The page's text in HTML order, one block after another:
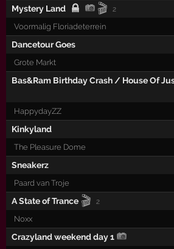
Mystery Land 🎬 2
Voormalig Floriadeterrein
Dancetour Goes
Grote Markt
Bas&Ram Birthday Crash / House Of
HappydayZZ
Kinkyland
The Pleasure Dome
Sneakerz
Paard van Troje
A State of Trance 🎬 2
Noxx
Crazyland weekend day 1